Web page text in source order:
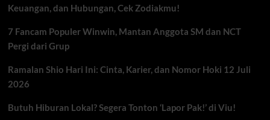
Keuangan, dan Hubungan, Cek Zodiakmu!
7 Fancam Populer Winwin, Mantan Anggota SM dan NCT
Pergi dari Grup
Ramalan Shio Hari Ini: Cinta, Karier, dan Nomor Hoki 12 Juli
2026
Butuh Hiburan Lokal? Segera Tonton ‘Lapor Pak!’ di Viu!